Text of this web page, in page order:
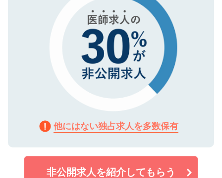
他にはない独占求人を多数保有
非公開求人を紹介してもらう